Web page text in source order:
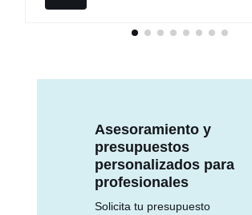
Asesoramiento y
presupuestos
personalizados para
profesionales
Solicita tu presupuesto